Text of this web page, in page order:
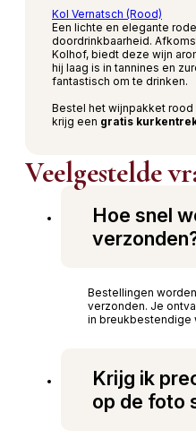
Kol Vernatsch (Rood)
Een lichte en elegante
doordrinkbaarheid.
Kolhof, biedt deze wijn
hij laag is in tannines en
fantastisch om te drinken.
Bestel het wijnpakket
krijg een gratis
Veelgestelde
Hoe snel
Bestellingen
verzonden. Je
in breukbestendige
Krijg ik
op de foto